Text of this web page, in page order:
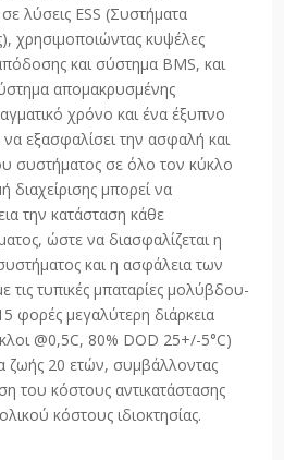
λύσεις ESS (Συστήματα
χρησιμοποιώντας κυψέλες
και σύστημα BMS, και
απομακρυσμένης
χρόνο και ένα έξυπνο
να εξασφαλίσει την ασφαλή και
συστήματος σε όλο τον κύκλο
μπορεί να
την κατάσταση κάθε
ώστε να διασφαλίζεται η
και η ασφάλεια των
τις τυπικές μπαταρίες μολύβδου-
φορές μεγαλύτερη διάρκεια
@0,5C, 80% DOD 25+/-5°C)
ζωής 20 ετών, συμβάλλοντας
του κόστους αντικατάστασης
κόστους ιδιοκτησίας.